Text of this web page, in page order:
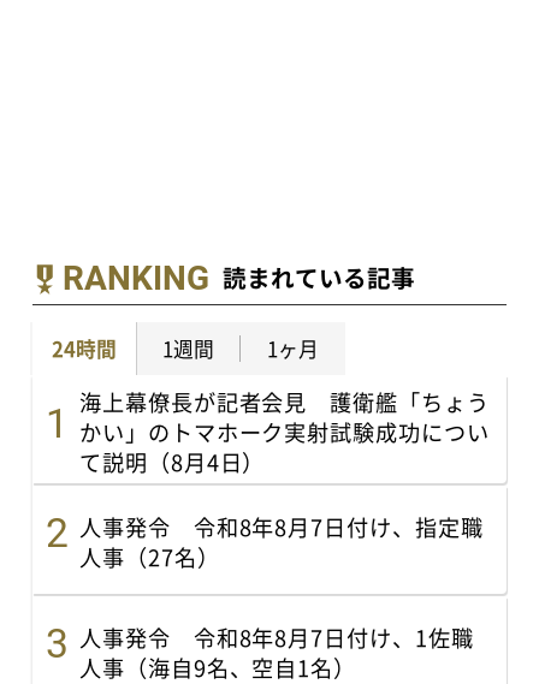
RANKING 読まれている記事
24時間 1週間 1ヶ月
海上幕僚長が記者会見 護衛艦「ちょう
かい」のトマホーク実射試験成功につい
て説明（8月4日）
人事発令 令和8年8月7日付け、指定職
人事（27名）
人事発令 令和8年8月7日付け、1佐職
人事（海自9名、空自1名）